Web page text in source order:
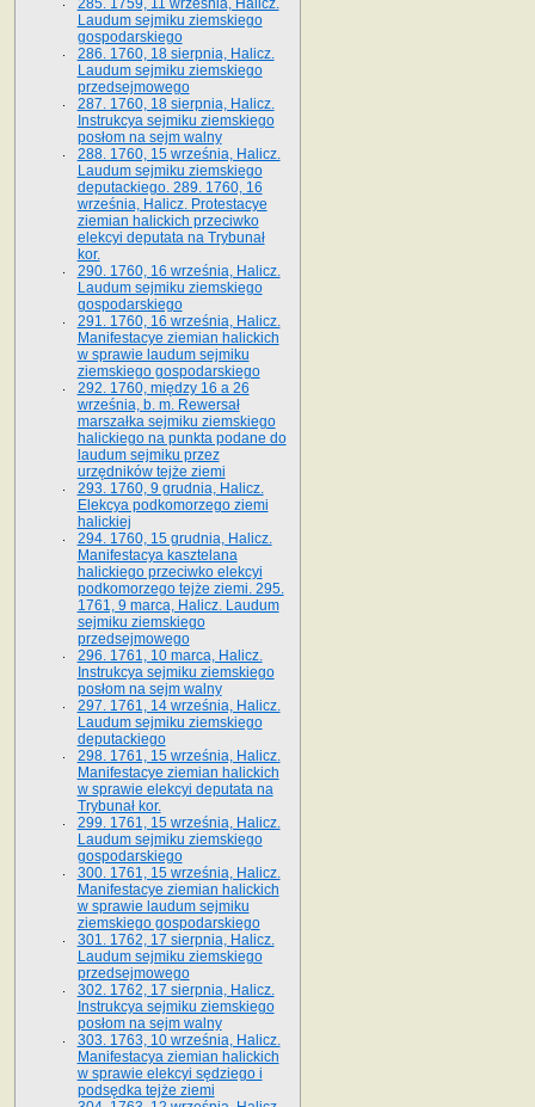
285. 1759, 11 września, Halicz.
Laudum sejmiku ziemskiego
gospodarskiego
286. 1760, 18 sierpnia, Halicz.
Laudum sejmiku ziemskiego
przedsejmowego
287. 1760, 18 sierpnia, Halicz.
Instrukcya sejmiku ziemskiego
posłom na sejm walny
288. 1760, 15 września, Halicz.
Laudum sejmiku ziemskiego
deputackiego. 289. 1760, 16
września, Halicz. Protestacye
ziemian halickich przeciwko
elekcyi deputata na Trybunał
kor.
290. 1760, 16 września, Halicz.
Laudum sejmiku ziemskiego
gospodarskiego
291. 1760, 16 września, Halicz.
Manifestacye ziemian halickich
w sprawie laudum sejmiku
ziemskiego gospodarskiego
292. 1760, między 16 a 26
września, b. m. Rewersał
marszałka sejmiku ziemskiego
halickiego na punkta podane do
laudum sejmiku przez
urzędników tejże ziemi
293. 1760, 9 grudnia, Halicz.
Elekcya podkomorzego ziemi
halickiej
294. 1760, 15 grudnia, Halicz.
Manifestacya kasztelana
halickiego przeciwko elekcyi
podkomorzego tejże ziemi. 295.
1761, 9 marca, Halicz. Laudum
sejmiku ziemskiego
przedsejmowego
296. 1761, 10 marca, Halicz.
Instrukcya sejmiku ziemskiego
posłom na sejm walny
297. 1761, 14 września, Halicz.
Laudum sejmiku ziemskiego
deputackiego
298. 1761, 15 września, Halicz.
Manifestacye ziemian halickich
w sprawie elekcyi deputata na
Trybunał kor.
299. 1761, 15 września, Halicz.
Laudum sejmiku ziemskiego
gospodarskiego
300. 1761, 15 września, Halicz.
Manifestacye ziemian halickich
w sprawie laudum sejmiku
ziemskiego gospodarskiego
301. 1762, 17 sierpnia, Halicz.
Laudum sejmiku ziemskiego
przedsejmowego
302. 1762, 17 sierpnia, Halicz.
Instrukcya sejmiku ziemskiego
posłom na sejm walny
303. 1763, 10 września, Halicz.
Manifestacya ziemian halickich
w sprawie elekcyi sędziego i
podsędka tejże ziemi